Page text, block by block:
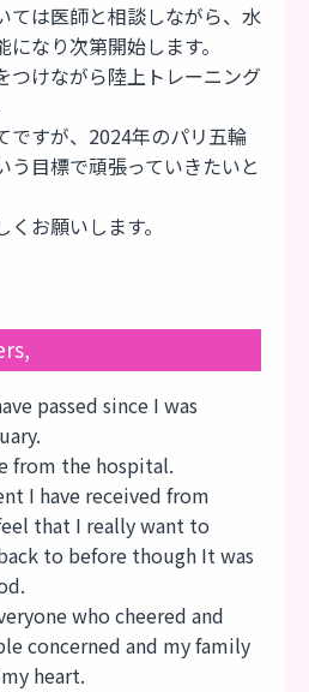
ては医師と相談しながら、水
なり次第開始します。
つけながら陸上トレーニング
ですが、2024年のパリ五輪
う目標で頑張っていきたいと
お願いします。
passed since I was
from the hospital.
I have received from
that I really want to
to before though It was
who cheered and
concerned and my family
heart.